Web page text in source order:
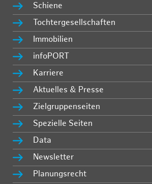
Schiene
Tochtergesellschaften
Immobilien
infoPORT
Karriere
Aktuelles & Presse
Zielgruppenseiten
Spezielle Seiten
Data
Newsletter
Planungsrecht